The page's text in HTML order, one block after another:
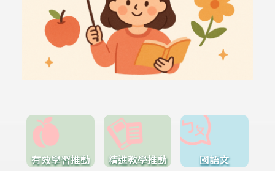
有效學習推動 精進教學推動 國語文